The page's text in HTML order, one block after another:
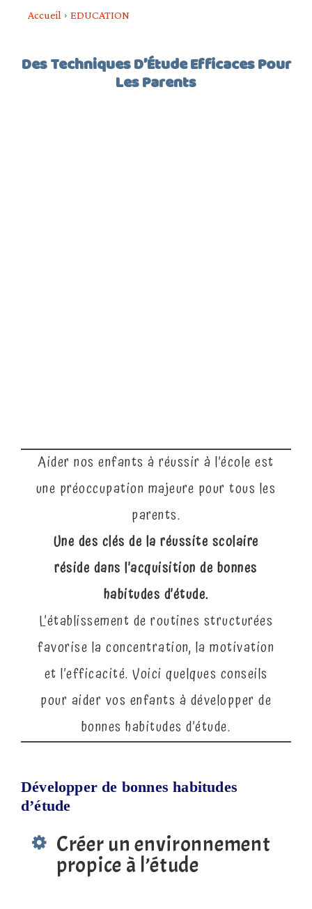
Accueil EDUCATION
Des Techniques D’Étude Efficaces Pour
Les Parents
Aider nos enfants à réussir à l’école est
une préoccupation majeure pour tous les
parents.
Une des clés de la réussite scolaire
réside dans l’acquisition de bonnes
habitudes d’étude.
L’établissement de routines structurées
favorise la concentration, la motivation
et l’efficacité. Voici quelques conseils
pour aider vos enfants à développer de
bonnes habitudes d’étude.
Développer de bonnes habitudes
d’étude
Créer un environnement
propice à l’étude